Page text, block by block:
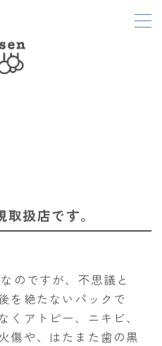
扱店です。
のですが、不思議と
を絶たないパックで
くアトピー、ニキビ、
傷や、はたまた歯の黒